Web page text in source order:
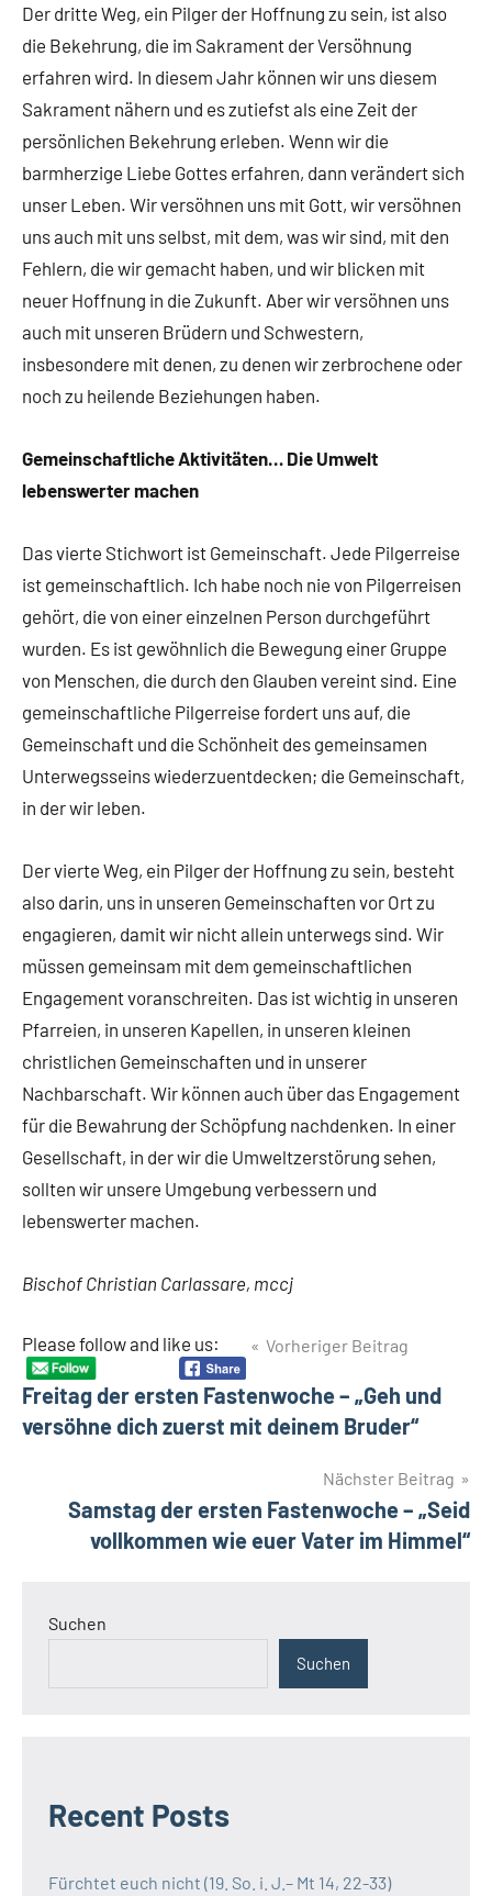
Der dritte Weg, ein Pilger der Hoffnung zu sein, ist also
die Bekehrung, die im Sakrament der Versöhnung
erfahren wird. In diesem Jahr können wir uns diesem
Sakrament nähern und es zutiefst als eine Zeit der
persönlichen Bekehrung erleben. Wenn wir die
barmherzige Liebe Gottes erfahren, dann verändert sich
unser Leben. Wir versöhnen uns mit Gott, wir versöhnen
uns auch mit uns selbst, mit dem, was wir sind, mit den
Fehlern, die wir gemacht haben, und wir blicken mit
neuer Hoffnung in die Zukunft. Aber wir versöhnen uns
auch mit unseren Brüdern und Schwestern,
insbesondere mit denen, zu denen wir zerbrochene oder
noch zu heilende Beziehungen haben.
Gemeinschaftliche Aktivitäten… Die Umwelt
lebenswerter machen
Das vierte Stichwort ist Gemeinschaft. Jede Pilgerreise
ist gemeinschaftlich. Ich habe noch nie von Pilgerreisen
gehört, die von einer einzelnen Person durchgeführt
wurden. Es ist gewöhnlich die Bewegung einer Gruppe
von Menschen, die durch den Glauben vereint sind. Eine
gemeinschaftliche Pilgerreise fordert uns auf, die
Gemeinschaft und die Schönheit des gemeinsamen
Unterwegsseins wiederzuentdecken; die Gemeinschaft,
in der wir leben.
Der vierte Weg, ein Pilger der Hoffnung zu sein, besteht
also darin, uns in unseren Gemeinschaften vor Ort zu
engagieren, damit wir nicht allein unterwegs sind. Wir
müssen gemeinsam mit dem gemeinschaftlichen
Engagement voranschreiten. Das ist wichtig in unseren
Pfarreien, in unseren Kapellen, in unseren kleinen
christlichen Gemeinschaften und in unserer
Nachbarschaft. Wir können auch über das Engagement
für die Bewahrung der Schöpfung nachdenken. In einer
Gesellschaft, in der wir die Umweltzerstörung sehen,
sollten wir unsere Umgebung verbessern und
lebenswerter machen.
Bischof Christian Carlassare, mccj
Please follow and like us:
Schlagwörter
Bischof
Christian
Carlassare
Hoffnung
Jubiläumsjahr
BeitragsnavigationVorheriger Beitrag
Freitag der ersten Fastenwoche – „Geh und
versöhne dich zuerst mit deinem Bruder“
Nächster Beitrag
Samstag der ersten Fastenwoche – „Seid
vollkommen wie euer Vater im Himmel“
Suchen
Suchen
Recent Posts
Fürchtet euch nicht (19. So. i. J.– Mt 14, 22-33)